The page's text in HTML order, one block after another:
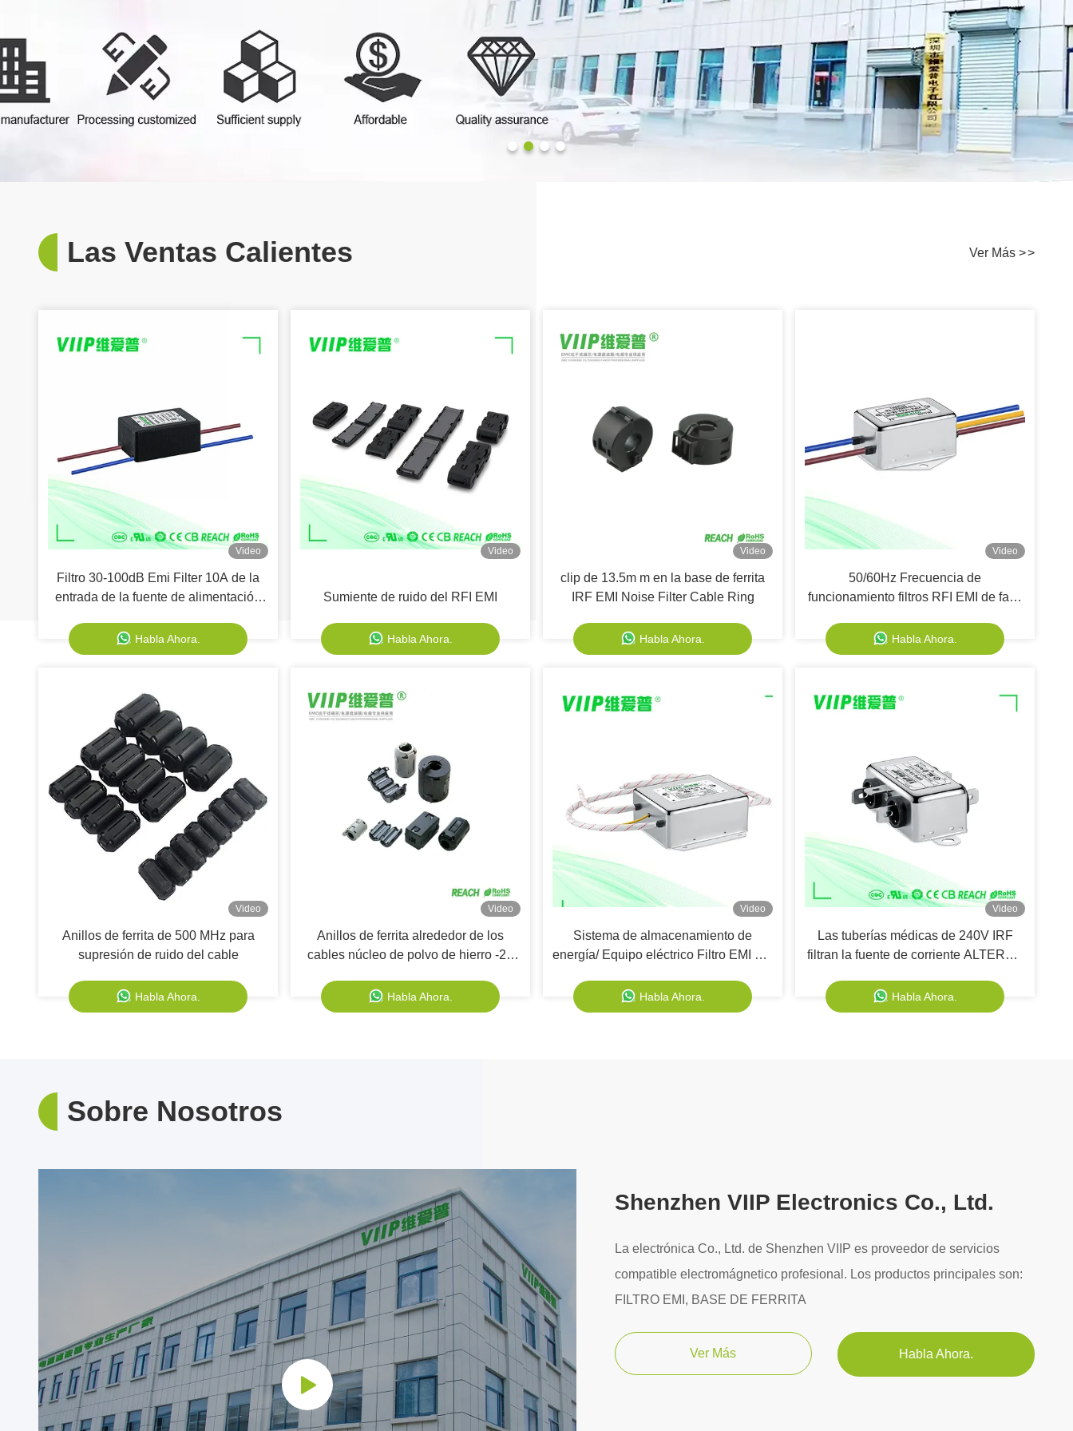
Las Ventas Calientes Ver Más >>
Video
Filtro 30-100dB Emi Filter 10A de la
entrada de la fuente de alimentación
Habla Ahora.
Video
Sumiente de ruido del RFI EMI
Habla Ahora.
Video
clip de 13.5m m en la base de ferrita
IRF EMI Noise Filter Cable Ring
Habla Ahora.
Video
50/60Hz Frecuencia de
funcionamiento filtros RFI EMI de fase
Habla Ahora.
Video
Anillos de ferrita de 500 MHz para
supresión de ruido del cable
Habla Ahora.
Video
Anillos de ferrita alrededor de los
cables núcleo de polvo de hierro -25
supresión de EMI/RFI
Habla Ahora.
Video
Sistema de almacenamiento de
energía/ Equipo eléctrico Filtro EMI CA
de fuga CA inferior a 0,5 mA
Habla Ahora.
Video
Las tuberías médicas de 240V IRF
filtran la fuente de corriente ALTERNA
Habla Ahora.
Sobre Nosotros
Shenzhen VIIP Electronics Co., Ltd.
La electrónica Co., Ltd. de Shenzhen VIIP es proveedor de servicios
compatible electromágnetico profesional. Los productos principales son:
FILTRO EMI, BASE DE FERRITA
Ver Más Habla Ahora.